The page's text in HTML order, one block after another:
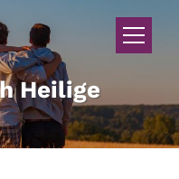
Heilige